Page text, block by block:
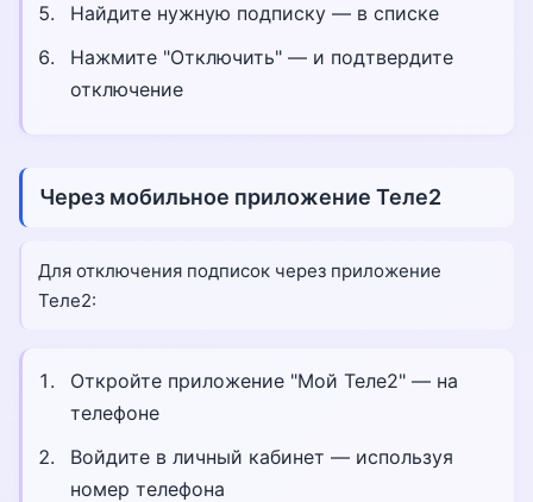
Найдите нужную подписку — в списке
Нажмите "Отключить" — и подтвердите
отключение
Через мобильное приложение Теле2
Для отключения подписок через приложение
Теле2:
Откройте приложение "Мой Теле2" — на
телефоне
Войдите в личный кабинет — используя
номер телефона